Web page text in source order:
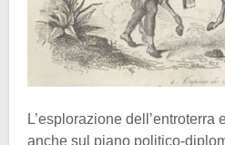
L’esplorazione
anche sul piano politico-